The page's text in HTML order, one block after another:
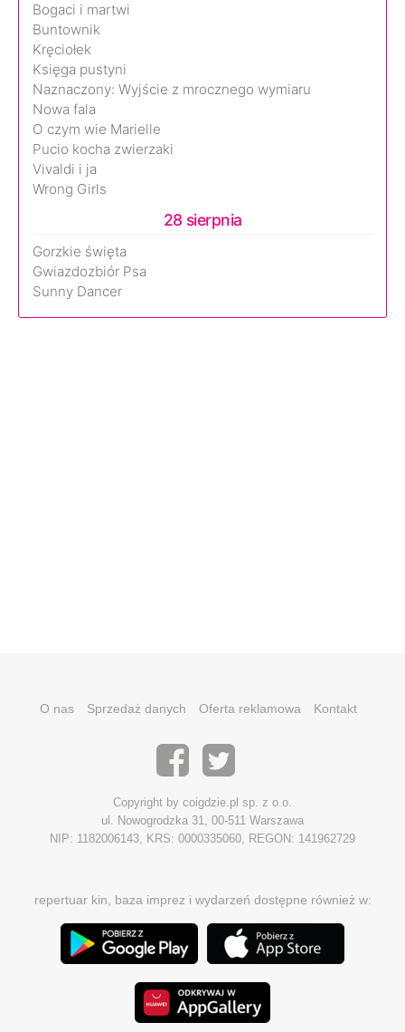
Bogaci i martwi
Buntownik
Kręciołek
Księga pustyni
Naznaczony: Wyjście z mrocznego wymiaru
Nowa fala
O czym wie Marielle
Pucio kocha zwierzaki
Vivaldi i ja
Wrong Girls
28 sierpnia
Gorzkie święta
Gwiazdozbiór Psa
Sunny Dancer
O nas Sprzedaż danych Oferta reklamowa Kontakt
Copyright by coigdzie.pl sp. z o.o.
ul. Nowogrodzka 31, 00-511 Warszawa
NIP: 1182006143, KRS: 0000335060, REGON: 141962729
repertuar kin, baza imprez i wydarzeń dostępne również w: